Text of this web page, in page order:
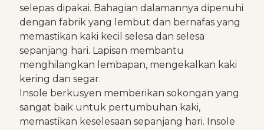
selepas dipakai. Bahagian dalamannya dipenuhi
dengan fabrik yang lembut dan bernafas yang
memastikan kaki kecil selesa dan selesa
sepanjang hari. Lapisan membantu
menghilangkan lembapan, mengekalkan kaki
kering dan segar.
Insole berkusyen memberikan sokongan yang
sangat baik untuk pertumbuhan kaki,
memastikan keselesaan sepanjang hari. Insole